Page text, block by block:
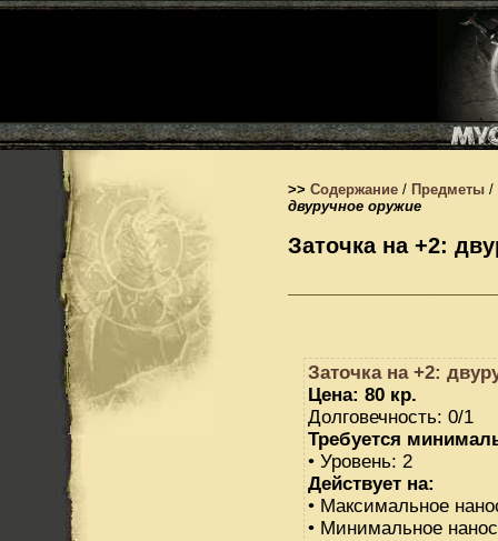
>> Содержание / Предметы /
двуручное оружие
Заточка на +2:
Заточка на +2:
Цена: 80 кр.
Долговечность: 0/1
Требуется
• Уровень: 2
Действует на:
• Максимальное
• Минимальное